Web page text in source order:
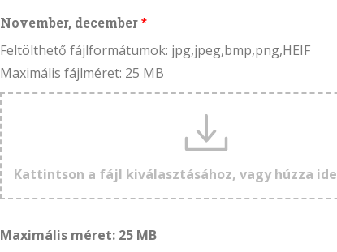
November, december
Feltölthető fájlformátumok: jpg,jpeg,bmp,png,HEIF
Maximális fájlméret: 25 MB
Kattintson a fájl kiválasztásához, vagy húzza ide
Maximális méret: 25 MB